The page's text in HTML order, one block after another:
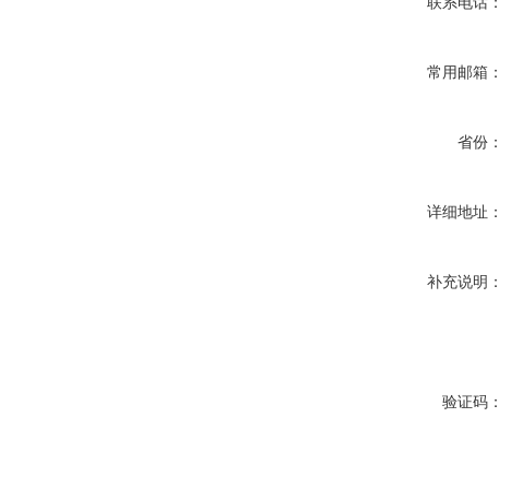
常用邮箱：
省份：
详细地址：
补充说明：
验证码：